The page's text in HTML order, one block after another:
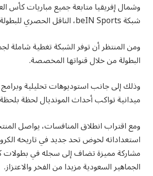
شبكة beIN Sports، الناقل الحصري للبطولة في المنطقة.
ومن المنتظر أن توفر الشبكة تغطية شاملة
البطولة من خلال قنواتها المخصصة.
وذلك إلى جانب استوديوهات تحليلية
ميدانية تواكب أحداث المونديال لحظة
ومع اقتراب انطلاق المنافسات، يواصل
استعداداته لخوض تحد جديد في تاريخه
مشاركة مميزة تضاف إلى سجله في بطولات
الجماهير السعودية مزيدا من الفخر والاعتزاز.